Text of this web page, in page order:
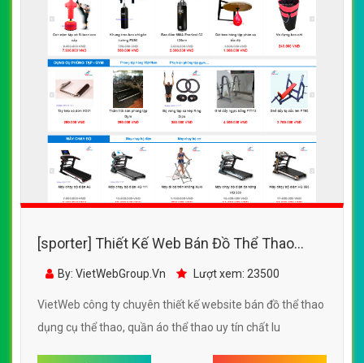
[sporter] Thiết Kế Web Bán Đồ Thể Thao
24HSPORT đẹp, chuyên nghiệp chuẩn SEO
By: VietWebGroup.Vn Lượt xem: 23500
VietWeb công ty chuyên thiết kế website bán đồ thể thao
dụng cụ thể thao, quần áo thể thao uy tín chất lu